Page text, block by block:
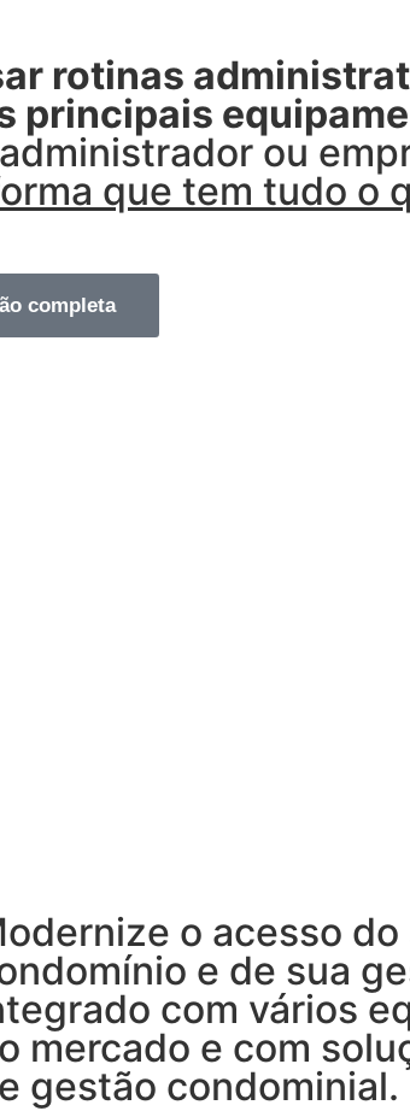
rotinas
principais
ou
que tem tudo o
completa
o acesso do
e de sua
com vários
mercado e com
gestão condominial.